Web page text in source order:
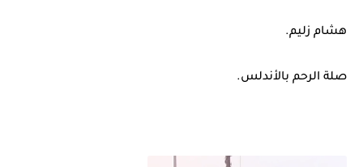
هشام زليم.
صلة الرحم بالأندلس.